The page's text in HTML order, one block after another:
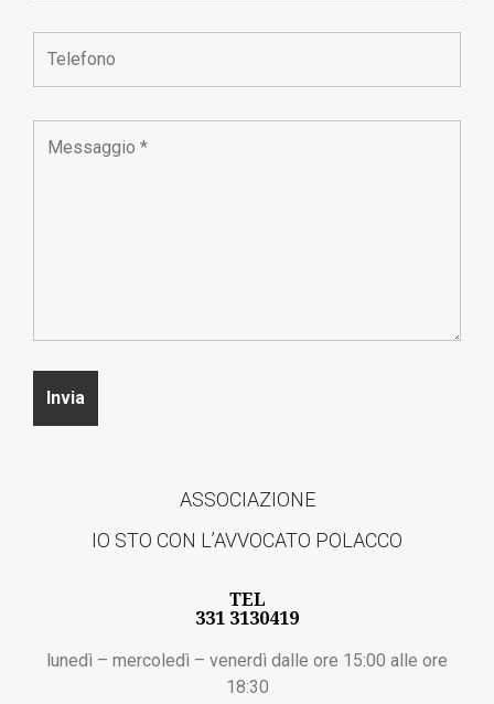
ASSOCIAZIONE
IO STO CON L’AVVOCATO POLACCO
TEL
331 3130419
lunedì – mercoledì – venerdì dalle ore 15:00 alle ore
18:30